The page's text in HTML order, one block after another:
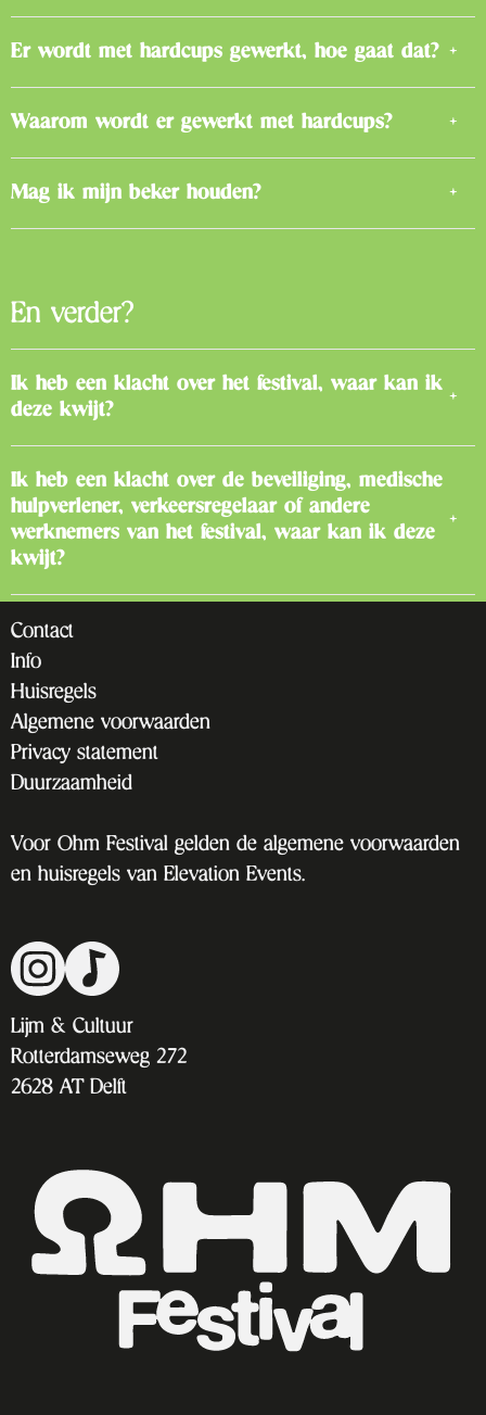
Er wordt met hardcups gewerkt, hoe gaat dat?
Waarom wordt er gewerkt met hardcups?
Mag ik mijn beker houden?
En verder?
Ik heb een klacht over het festival, waar kan ik
deze kwijt?
Ik heb een klacht over de beveiliging, medische
hulpverlener, verkeersregelaar of andere
werknemers van het festival, waar kan ik deze
kwijt?
Contact
Info
Huisregels
Algemene voorwaarden
Privacy statement
Duurzaamheid
Voor Ohm Festival gelden de algemene voorwaarden
en huisregels van Elevation Events.
Ga
naar
Instagram
Go
to
TikTok
Lijm & Cultuur
Rotterdamseweg 272
2628 AT Delft